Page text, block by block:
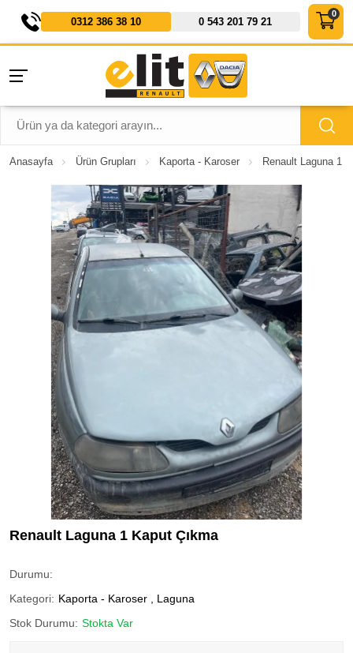
0312 386 38 10 0 543 201 79 21
Anasayfa Ürün Grupları Kaporta - Karoser Renault Laguna 1
Renault Laguna 1 Kaput Çıkma
Durumu:
Kategori: Kaporta - Karoser
Laguna
Stok Durumu: Stokta Var